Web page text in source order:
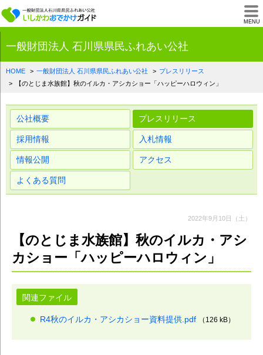
MENU
一般財団法人石川
一般財団法人 石川県県民ふれあい公社
HOME 一般財団法人 石川県県民ふれあい公社
プレスリリース
【のとじま水族館】秋のイルカ・アシカショー「ハッピーハロウィン」
公社概要 プレスリリース
採用情報 入札情報
情報公開 アクセス
よくある質問
2022年9月10日（土）
【のとじま水族館】秋のイルカ・アシ
カショー「ハッピーハロウィン」
関連ファイル
R4秋のイルカ・アシカショー資料提供.pdf （126 kB）